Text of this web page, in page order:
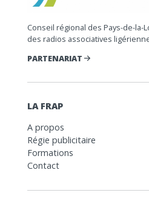
Conseil régional des Pays-de-
des radios associatives
PARTENARIAT
LA FRAP
A propos
Régie publicitaire
Formations
Contact